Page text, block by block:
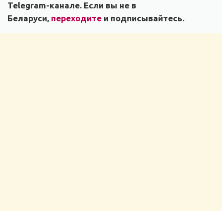
Telegram-канале. Если вы не в
Беларуси, переходите и подписывайтесь.